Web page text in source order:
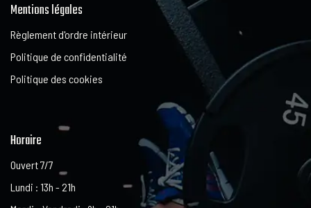
Mentions légales
Règlement d'ordre intérieur
Politique de confidentialité
Politique des cookies
Horaire
Ouvert 7/7
Lundi : 13h - 21h